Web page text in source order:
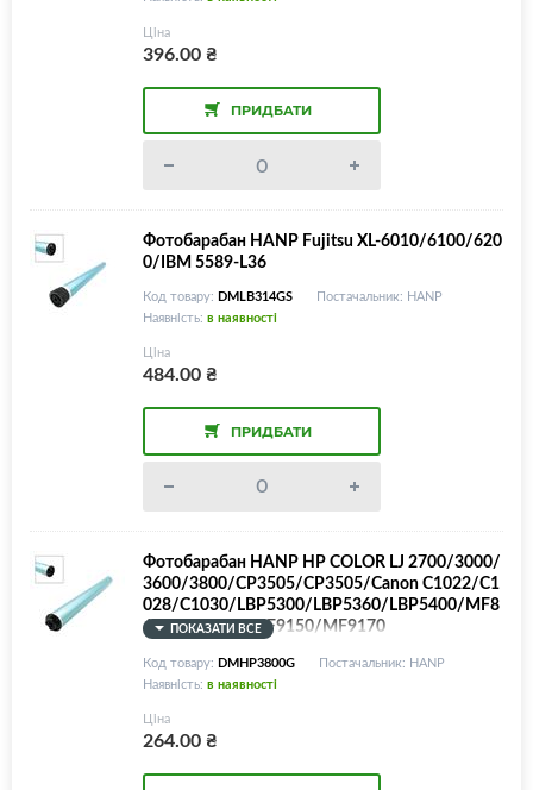
Ціна
396.00₴
ПРИДБАТИ
Фотобарабан HANP Fujitsu XL-6010/6100/620
0/IBM 5589-L36
Код товару: DMLB314GS
Постачальник: HANP
Наявність: в наявності
Ціна
484.00₴
ПРИДБАТИ
Фотобарабан HANP HP COLOR LJ 2700/3000/
3600/3800/CP3505/CP3505/Canon C1022/C1
028/C1030/LBP5300/LBP5360/LBP5400/MF8
450/MF9130/MF9150/MF9170
ПОКАЗАТИ ВСЕ
Код товару: DMHP3800G
Постачальник: HANP
Наявність: в наявності
Ціна
264.00₴